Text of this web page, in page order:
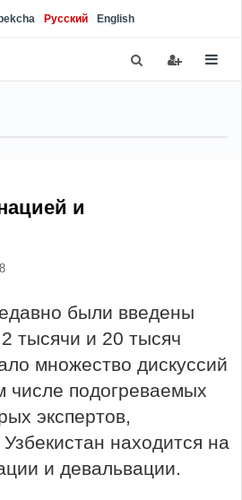
Русский English
и
были введены
тысячи и 20 тысяч
множество дискуссий
числе подогреваемых
экспертов,
находится на
и девальвации.